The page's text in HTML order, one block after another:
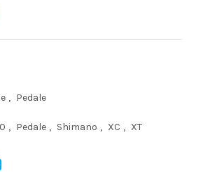
, Pedale
, Pedale , Shimano , XC , XT